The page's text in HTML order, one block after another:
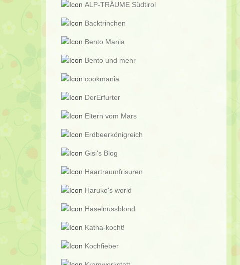
ALP-TRÄUME Südtirol
Backtrinchen
Bento Mania
Bento und mehr
cookmania
DerErfurter
Eltern vom Mars
Erdbeerkönigreich
Gisi's Blog
Haartraumfrisuren
Haruko's world
Haselnussblond
Katha-kocht!
Kochfieber